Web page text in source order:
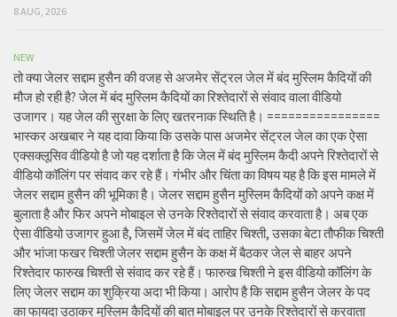
8 AUG, 2026
NEW
तो क्या जेलर सद्दाम हुसैन की वजह से अजमेर सेंट्रल जेल में बंद मुस्लिम कैदियों की
मौज हो रही है? जेल में बंद मुस्लिम कैदियों का रिश्तेदारों से संवाद वाला वीडियो
उजागर। यह जेल की सुरक्षा के लिए खतरनाक स्थिति है। ================
भास्कर अखबार ने यह दावा किया कि उसके पास अजमेर सेंट्रल जेल का एक ऐसा
एक्सक्लूसिव वीडियो है जो यह दर्शाता है कि जेल में बंद मुस्लिम कैदी अपने रिश्तेदारों से
वीडियो कॉलिंग पर संवाद कर रहे हैं। गंभीर और चिंता का विषय यह है कि इस मामले में
जेलर सद्दाम हुसैन की भूमिका है। जेलर सद्दाम हुसैन मुस्लिम कैदियों को अपने कक्ष में
बुलाता है और फिर अपने मोबाइल से उनके रिश्तेदारों से संवाद करवाता है। अब एक
ऐसा वीडियो उजागर हुआ है, जिसमें जेल में बंद ताहिर चिश्ती, उसका बेटा तौफीक चिश्ती
और भांजा फखर चिश्ती जेलर सद्दाम हुसैन के कक्ष में बैठकर जेल से बाहर अपने
रिश्तेदार फारुख चिश्ती से संवाद कर रहे हैं। फारुख चिश्ती ने इस वीडियो कॉलिंग के
लिए जेलर सद्दाम का शुक्रिया अदा भी किया। आरोप है कि सद्दाम हुसैन जेलर के पद
का फायदा उठाकर मुस्लिम कैदियों की बात मोबाइल पर उनके रिश्तेदारों से करवाता